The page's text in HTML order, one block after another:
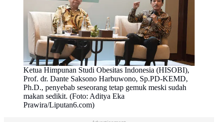
Ketua Himpunan Studi Obesitas Indonesia (HISOBI),
Prof. dr. Dante Saksono Harbuwono, Sp.PD-KEMD,
Ph.D., penyebab seseorang tetap gemuk meski sudah
makan sedikit. (Foto: Aditya Eka
Prawira/Liputan6.com)